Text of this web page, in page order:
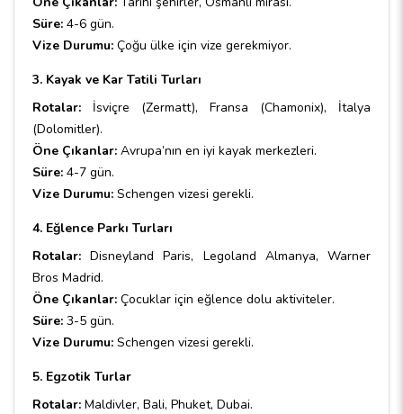
Süre: 4-6 gün.
Vize Durumu: Çoğu ülke için vize gerekmiyor.
3. Kayak ve Kar Tatili Turları
Rotalar: İsviçre (Zermatt), Fransa (Chamonix), İtalya
(Dolomitler).
Öne Çıkanlar: Avrupa’nın en iyi kayak merkezleri.
Süre: 4-7 gün.
Vize Durumu: Schengen vizesi gerekli.
4. Eğlence Parkı Turları
Rotalar: Disneyland Paris, Legoland Almanya, Warner
Bros Madrid.
Öne Çıkanlar: Çocuklar için eğlence dolu aktiviteler.
Süre: 3-5 gün.
Vize Durumu: Schengen vizesi gerekli.
5. Egzotik Turlar
Rotalar: Maldivler, Bali, Phuket, Dubai.